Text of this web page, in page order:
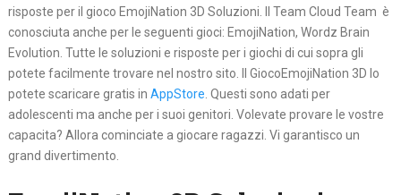
risposte per il gioco EmojiNation 3D Soluzioni. Il Team Cloud Team è
conosciuta anche per le seguenti gioci: EmojiNation, Wordz Brain
Evolution. Tutte le soluzioni e risposte per i giochi di cui sopra gli
potete facilmente trovare nel nostro sito. Il GiocoEmojiNation 3D lo
potete scaricare gratis in AppStore. Questi sono adati per
adolescenti ma anche per i suoi genitori. Volevate provare le vostre
capacita? Allora cominciate a giocare ragazzi. Vi garantisco un
grand divertimento.